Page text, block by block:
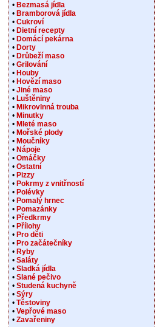
• Bezmasá jídla
• Bramborová jídla
• Cukroví
• Dietní recepty
• Domácí pekárna
• Dorty
• Drůbeží maso
• Grilování
• Houby
• Hovězí maso
• Jiné maso
• Luštěniny
• Mikrovlnná trouba
• Minutky
• Mleté maso
• Mořské plody
• Moučníky
• Nápoje
• Omáčky
• Ostatní
• Pizzy
• Pokrmy z vnitřností
• Polévky
• Pomalý hrnec
• Pomazánky
• Předkrmy
• Přílohy
• Pro děti
• Pro začátečníky
• Ryby
• Saláty
• Sladká jídla
• Slané pečivo
• Studená kuchyně
• Sýry
• Těstoviny
• Vepřové maso
• Zavařeniny